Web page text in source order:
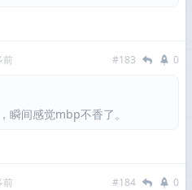
前 #183 0
瞬间感觉mbp不香了。
前 #184 0